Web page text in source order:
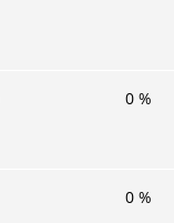
0 %
0 %